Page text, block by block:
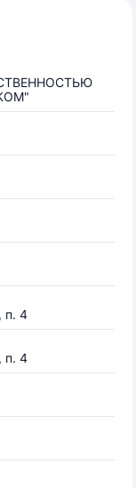
п. 4
п. 4